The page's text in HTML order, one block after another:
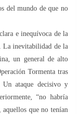
del mundo de que no
e inequívoca de la
La inevitabilidad de la
un general de alto
Tormenta tras
ataque decisivo y
“no habría
aquellos que no tenían